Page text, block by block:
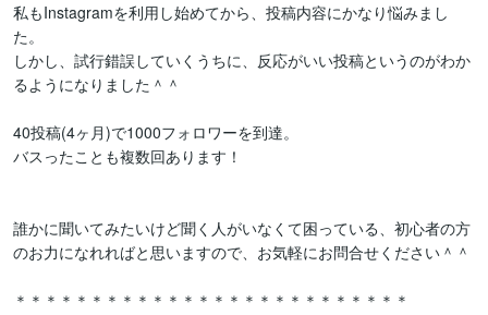
私もInstagramを利用し始めてから、投稿内容にかなり悩みまし
た。
しかし、試行錯誤していくうちに、反応がいい投稿というのがわか
るようになりました＾＾
40投稿(4ヶ月)で1000フォロワーを到達。
バスったことも複数回あります！
誰かに聞いてみたいけど聞く人がいなくて困っている、初心者の方
のお力になれればと思いますので、お気軽にお問合せください＾＾
＊＊＊＊＊＊＊＊＊＊＊＊＊＊＊＊＊＊＊＊＊＊＊＊＊＊